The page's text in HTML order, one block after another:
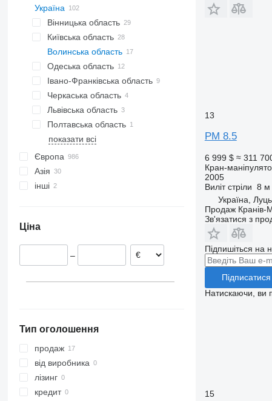
Україна
Вінницька область
Вінниця
Калинівка
Київська область
Київ
Волинська область
Луцьк
Одеська область
Одеса
Івано-Франківська область
Перегінське
Черкаська область
Звенигородка
Львівська область
Львів
Полтавська область
Кременчук
Чернігів
показати всі
Європа
Бельгія
Португалія
Азія
інші
Ціна
–
Тип оголошення
продаж
від виробника
лізинг
кредит
13
PM 8.5
6 999 $ ≈ 311
Кран-
2005
Виліт стріли 8 м
Україна,
Продаж Кранів-
Зв'язатися з
Підпишіться на
Підписатися
Натискаючи, ви
15